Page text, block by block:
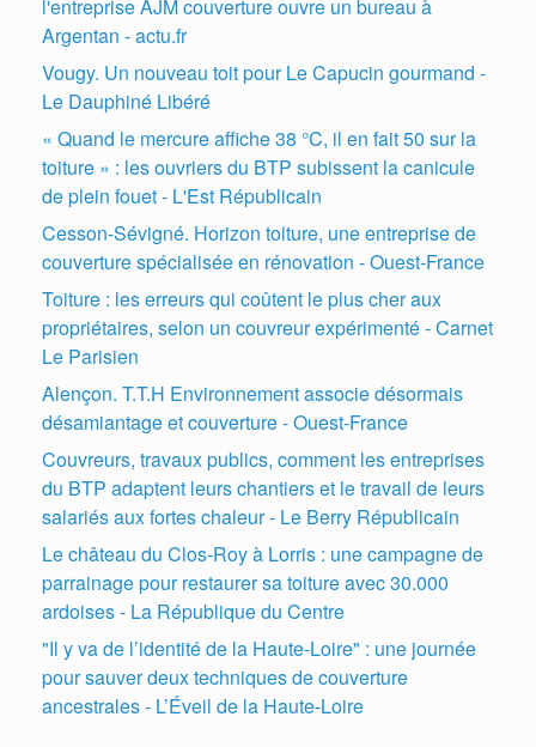
l'entreprise AJM couverture ouvre un bureau à
Argentan - actu.fr
Vougy. Un nouveau toit pour Le Capucin gourmand -
Le Dauphiné Libéré
« Quand le mercure affiche 38 °C, il en fait 50 sur la
toiture » : les ouvriers du BTP subissent la canicule
de plein fouet - L'Est Républicain
Cesson-Sévigné. Horizon toiture, une entreprise de
couverture spécialisée en rénovation - Ouest-France
Toiture : les erreurs qui coûtent le plus cher aux
propriétaires, selon un couvreur expérimenté - Carnet
Le Parisien
Alençon. T.T.H Environnement associe désormais
désamiantage et couverture - Ouest-France
Couvreurs, travaux publics, comment les entreprises
du BTP adaptent leurs chantiers et le travail de leurs
salariés aux fortes chaleur - Le Berry Républicain
Le château du Clos-Roy à Lorris : une campagne de
parrainage pour restaurer sa toiture avec 30.000
ardoises - La République du Centre
"Il y va de l’identité de la Haute-Loire" : une journée
pour sauver deux techniques de couverture
ancestrales - L’Éveil de la Haute-Loire